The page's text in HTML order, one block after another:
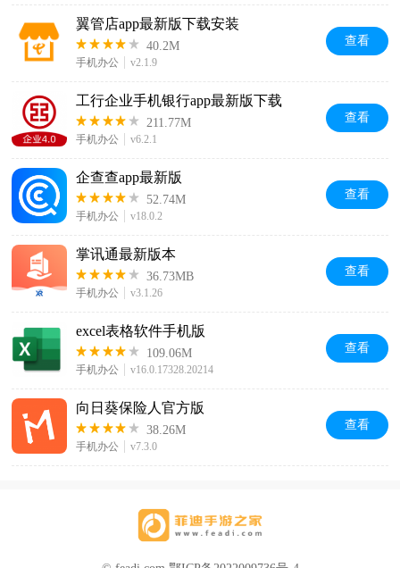
翼管店app最新版下载安装
40.2M
手机办公 v2.1.9
查看
工行企业手机银行app最新版下载
211.77M
手机办公 v6.2.1
查看
企查查app最新版
52.74M
手机办公 v18.0.2
查看
掌讯通最新版本
36.73MB
手机办公 v3.1.26
查看
excel表格软件手机版
109.06M
手机办公 v16.0.17328.20214
查看
向日葵保险人官方版
38.26M
手机办公 v7.3.0
查看